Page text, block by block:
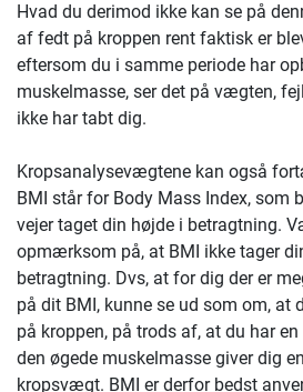
Hvad du derimod ikke kan se på
af fedt på kroppen rent faktisk er
eftersom du i samme periode har
muskelmasse, ser det på vægten,
ikke har tabt dig.
Kropsanalysevægtene kan også
BMI står for Body Mass Index, som
vejer taget din højde i betragtning.
opmærksom på, at BMI ikke tager
betragtning. Dvs, at for dig der er
på dit BMI, kunne se ud som om, at
på kroppen, på trods af, at du har
den øgede muskelmasse giver dig
kropsvægt. BMI er derfor bedst